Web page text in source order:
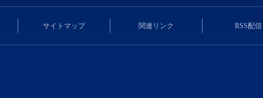
サイトマップ 関連リンク RSS配信